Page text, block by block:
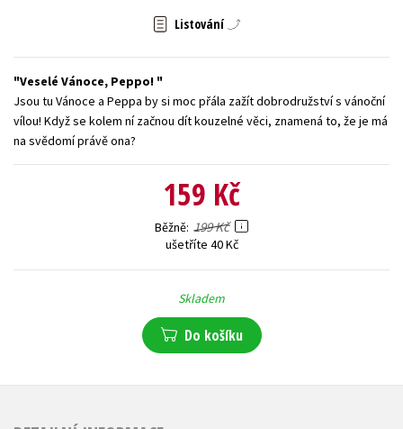
Zahraniční literatura
Listování
Veselé Vánoce, Peppo!
Jsou tu Vánoce a Peppa by si moc přála zažít dobrodružství s vánoční
vílou! Když se kolem ní začnou dít kouzelné věci, znamená to, že je má
na svědomí právě ona?
159 Kč
Běžně 199 Kč
ušetříte 40 Kč
Skladem
Do košíku